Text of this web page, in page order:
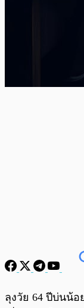
พร้อมเล่น
ลุงวัย 64 ปีบ่นน้อ